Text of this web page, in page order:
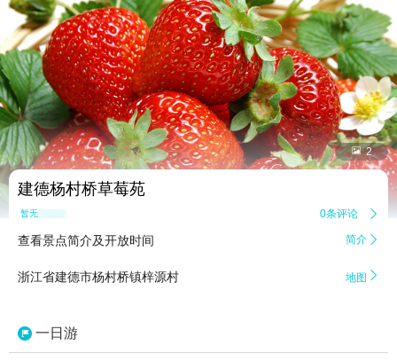
 2
建德杨村桥草莓苑
暂无点评 0条评论 
查看景点简介及开放时间 简介 
浙江省建德市杨村桥镇梓源村 地图 
一日游
